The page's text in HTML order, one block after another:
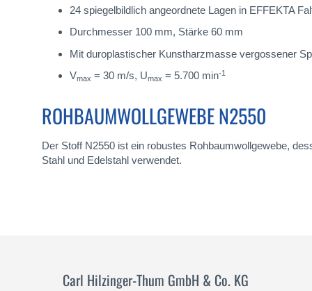
24 spiegelbildlich angeordnete Lagen in EFFEKTA
Durchmesser 100 mm, Stärke 60 mm
Mit duroplastischer Kunstharzmasse vergossener
Vmax = 30 m/s, Umax = 5.700 min-1
ROHBAUMWOLLGEWEBE N2550
Der Stoff N2550 ist ein robustes Rohbaumwollgewebe,
Stahl und Edelstahl verwendet.
Carl Hilzinger-Thum GmbH & Co. KG